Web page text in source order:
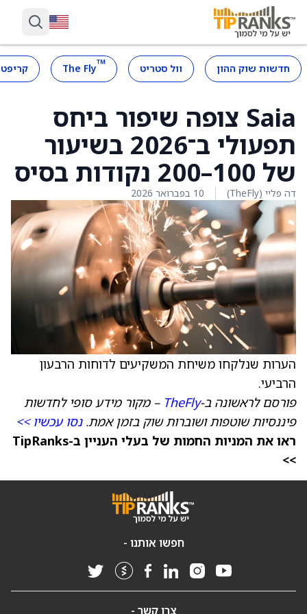
חדשות שוק ההון וול סטריט ™
The Fly
Saia צופה שיפור ביחס
תפעולי ב־2026 בשיעור
של 100–200 נקודות בסיס
דה פליי (TheFly) 10 בפברואר 2026
הערות שנלקחו משיחת המשקיעים לדוחות הרבעון
הרביעי.
פורסם לראשונה ב-TheFly – מקור מידע סופי לחדשות
פיננסיות שוטפות ושוברות שוק בזמן אמת.נסו עכשיו >>
ראו את המניות החמות של בעלי העניין ב-TipRanks
>>
חפשו אותנו -
צרו קשר -